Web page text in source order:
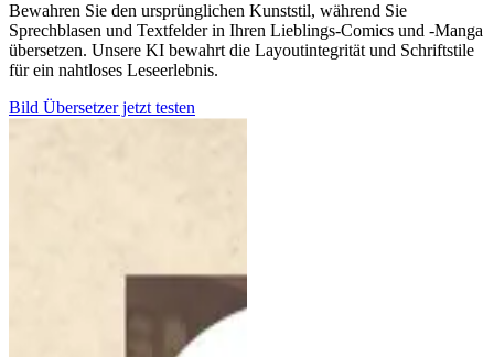
Bewahren Sie den ursprünglichen Kunststil, während Sie
Sprechblasen und Textfelder in Ihren Lieblings-Comics und -Manga
übersetzen. Unsere KI bewahrt die Layoutintegrität und Schriftstile
für ein nahtloses Leseerlebnis.
Bild Übersetzer jetzt testen